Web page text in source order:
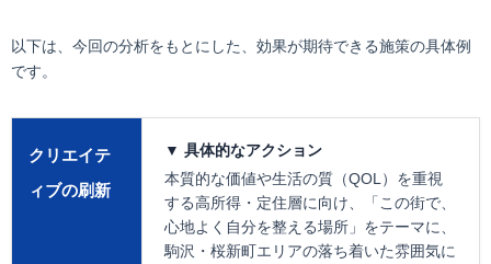
以下は、今回の分析をもとにした、効果が期待できる施策の具体例
です。
クリエイテ
ィブの刷新
▼ 具体的なアクション
本質的な価値や生活の質（QOL）を重視
する高所得・定住層に向け、「この街で、
心地よく自分を整える場所」をテーマに、
駒沢・桜新町エリアの落ち着いた雰囲気に